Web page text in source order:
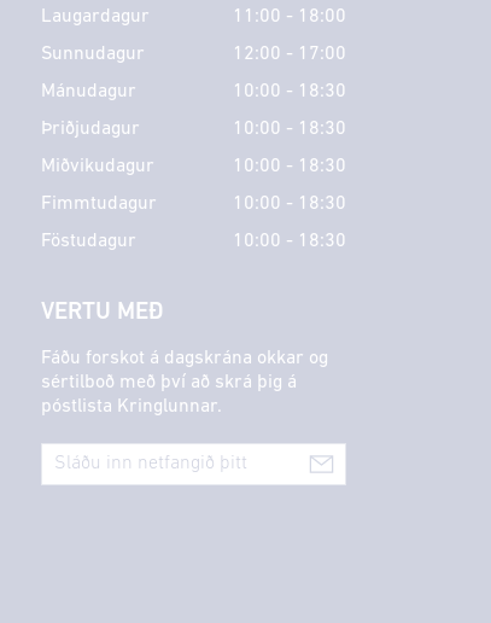
Laugardagur
11:00 - 18:00
Sunnudagur
12:00 - 17:00
Mánudagur
10:00 - 18:30
Þriðjudagur
10:00 - 18:30
Miðvikudagur
10:00 - 18:30
Fimmtudagur
10:00 - 18:30
Föstudagur
10:00 - 18:30
VERTU MEÐ
Fáðu forskot á dagskrána okkar og
sértilboð með því að skrá þig á
póstlista Kringlunnar.